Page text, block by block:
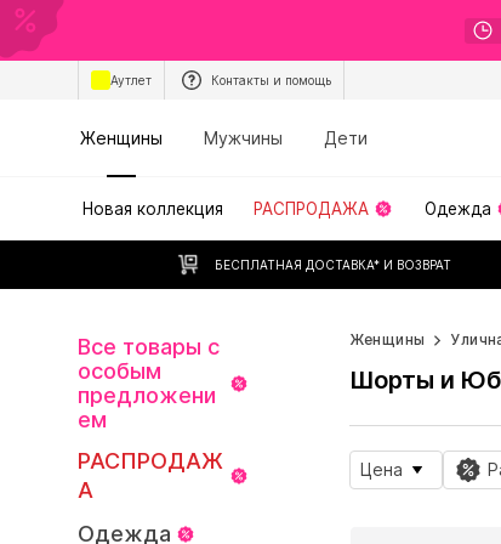
Аутлет Контакты и помощь
Женщины Мужчины Дети
Новая коллекция РАСПРОДАЖА Одежда
БЕСПЛАТНАЯ ДОСТАВКА* И ВОЗВРАТ
Все товары с
особым
предложени
ем
РАСПРОДАЖ
А
Одежда
Женщины
Шорты и
Цена